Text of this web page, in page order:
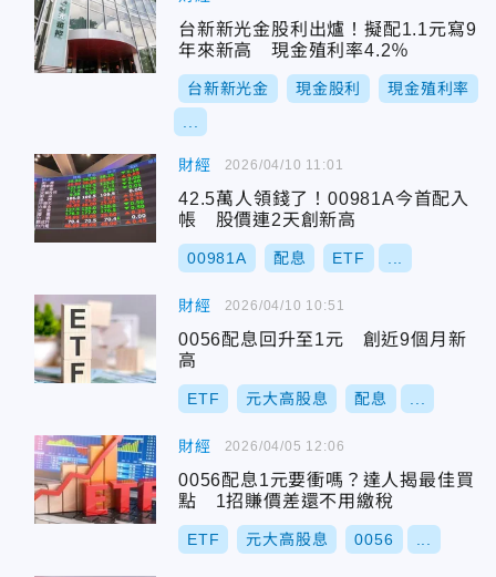
台新新光金股利出爐！擬配1.1元寫9
年來新高 現金殖利率4.2％
台新新光金 現金股利 現金殖利率
財經
42.5萬人領錢了！00981A今首配入
帳 股價連2天創新高
00981A 配息 ETF
2026/04/10 11:01
財經
0056配息回升至1元 創近9個月新
高
ETF 元大高股息 配息
2026/04/10 10:51
財經
0056配息1元要衝嗎？達人揭最佳買
點 1招賺價差還不用繳稅
ETF 元大高股息 0056
2026/04/05 12:06